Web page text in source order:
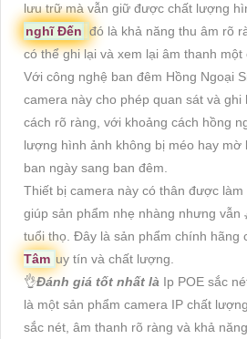
lưu trữ mà vẫn giữ được chất lượng
nghĩ Đến đó là khả năng thu âm rõ
có thể ghi lại và xem lại âm thanh một
Với công nghệ ban đêm Hồng Ngoại
camera này cho phép quan sát và
cách rõ ràng, với khoảng cách hồng
lượng hình ảnh không bị méo hay mờ
ban ngày sang ban đêm.
Thiết bị camera này có thân được
giúp sản phẩm nhẹ nhàng nhưng
tuổi thọ. Đây là sản phẩm chính hãng
Tâm uy tín và chất lượng.
👌Đánh giá tốt nhất là Ip POE sắc
là một sản phẩm camera IP chất
sắc nét, âm thanh rõ ràng và khả